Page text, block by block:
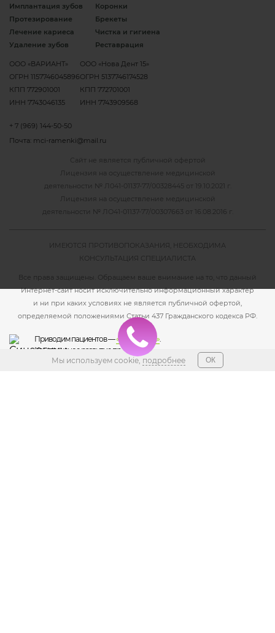
Имплантация зубов
Протезирование
Лечение кариеса
Удаление зубов
Коронки
Брекеты
Чистка и гигиена
Реставрация
ООО «ВАРИАНТ»
ОГРН 1157746045896
КПП 772901001
ИНН 7743046135
ООО «Нова Дент 15»
ОГРН 5137746174528
КПП 772701001
ИНН 7743909568
+ 7 (969) 144-50-50
Почта: mci-ramenki@mail.ru
Сайт не является публичной офертой
Лицензия на осуществление медицинской
деятельности №
Л041-01137-77/00328445 от 19.10.2021 г.
Лицензия на осуществление медицинской
деятельности №
ЛО41-01137-77/00307663 от 16.08.2016 г.
ИМЕЮТСЯ ПРОТИВОПОКАЗАНИЯ, НЕОБХОДИМА
КОНСУЛЬТАЦИЯ СПЕЦИАЛИСТА
Все права защищены. Обращаем ваше внимание на то, что данный
Интернет-сайт носит исключительно информационный характер
и ни при каких условиях не является публичной офертой,
определяемой положениями Статьи 437 Гражданского кодекса РФ.
Приводим пациентов —«Синергиум».
Комплексное развитие проекта
Мы используем cookie, подробнее ОК